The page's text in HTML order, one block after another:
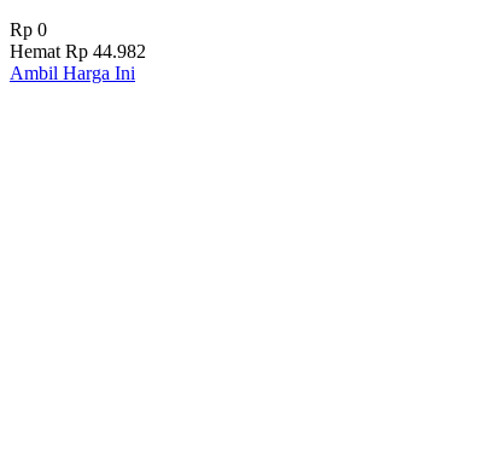
Rp 0
Hemat Rp 44.982
Ambil Harga Ini